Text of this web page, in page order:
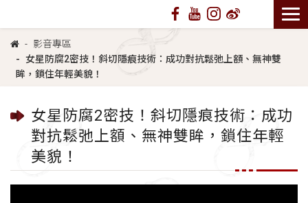
影音專區
女星防腐2密技！斜切隱痕技術：成功對抗鬆弛上額、無神雙
眸，鎖住年輕美貌！
女星防腐2密技！斜切隱痕技術：成功
對抗鬆弛上額、無神雙眸，鎖住年輕
美貌！